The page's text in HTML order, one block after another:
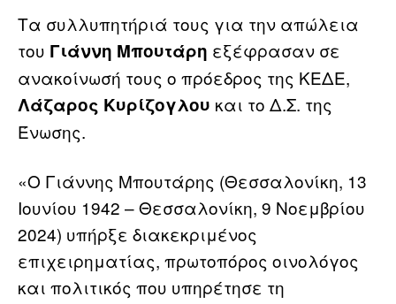
Τα συλλυπητήριά τους για την απώλεια
του Γιάννη Μπουτάρη εξέφρασαν σε
ανακοίνωσή τους ο πρόεδρος της ΚΕΔΕ,
Λάζαρος Κυρίζογλου και το Δ.Σ. της
Ένωσης.
«Ο Γιάννης Μπουτάρης (Θεσσαλονίκη, 13
Ιουνίου 1942 – Θεσσαλονίκη, 9 Νοεμβρίου
2024) υπήρξε διακεκριμένος
επιχειρηματίας, πρωτοπόρος οινολόγος
και πολιτικός που υπηρέτησε τη